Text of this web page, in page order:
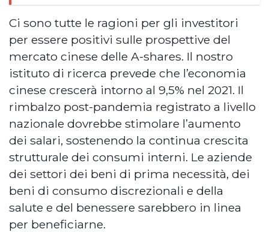
Ci sono tutte le ragioni per gli investitori
per essere positivi sulle prospettive del
mercato cinese delle A-shares. Il nostro
istituto di ricerca prevede che l’economia
cinese crescerà intorno al 9,5% nel 2021. Il
rimbalzo post-pandemia registrato a livello
nazionale dovrebbe stimolare l’aumento
dei salari, sostenendo la continua crescita
strutturale dei consumi interni. Le aziende
dei settori dei beni di prima necessità, dei
beni di consumo discrezionali e della
salute e del benessere sarebbero in linea
per beneficiarne.